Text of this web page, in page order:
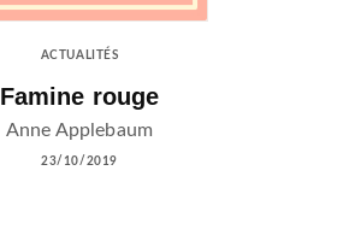
ACTUALITÉS
Famine rouge
Anne Applebaum
23/10/2019